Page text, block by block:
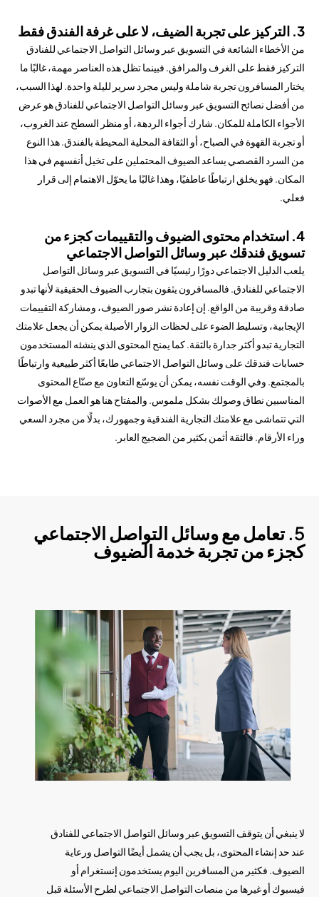
3. التركيز على تجربة الضيف، لا على غرفة الفندق فقط
من الأخطاء الشائعة في التسويق عبر وسائل التواصل الاجتماعي للفنادق
التركيز فقط على الغرف والمرافق. فبينما تظل هذه العناصر مهمة، غالبًا ما
يختار المسافرون تجربة شاملة وليس مجرد سرير لليلة واحدة. لهذا السبب،
من أفضل نصائح التسويق عبر وسائل التواصل الاجتماعي للفنادق هو عرض
الأجواء الكاملة للمكان. شارك أجواء الردهة، أو منظر السطح عند الغروب،
أو تجربة القهوة في الصباح، أو الثقافة المحلية المحيطة بالفندق. هذا النوع
من السرد القصصي يساعد الضيوف المحتملين على تخيل أنفسهم في هذا
المكان. فهو يخلق ارتباطًا عاطفيًا، وهذا غالبًا ما يحوّل الاهتمام إلى قرار
فعلي.
4. استخدام محتوى الضيوف والتقييمات كجزء من
تسويق فندقك عبر وسائل التواصل الاجتماعي
يلعب الدليل الاجتماعي دورًا رئيسيًا في التسويق عبر وسائل التواصل
الاجتماعي للفنادق. فالمسافرون يثقون بتجارب الضيوف الحقيقية لأنها تبدو
صادقة وقريبة من الواقع. إن إعادة نشر صور الضيوف، ومشاركة التقييمات
الإيجابية، وتسليط الضوء على لحظات الزوار الأصيلة يمكن أن يجعل علامتك
التجارية تبدو أكثر جدارة بالثقة. كما يمنح المحتوى الذي ينشئه المستخدمون
حسابات فندقك على وسائل التواصل الاجتماعي طابعًا أكثر طبيعية وارتباطًا
بالمجتمع. وفي الوقت نفسه، يمكن أن يوسّع التعاون مع صنّاع المحتوى
المناسبين نطاق وصولك بشكل ملموس. والمفتاح هنا هو العمل مع الأصوات
التي تتماشى مع علامتك التجارية الفندقية وجمهورك، بدلًا من مجرد السعي
وراء الأرقام. فالثقة أثمن بكثير من الضجيج العابر.
5. تعامل مع وسائل التواصل الاجتماعي
كجزء من تجربة خدمة الضيوف
لا ينبغي أن يتوقف التسويق عبر وسائل التواصل الاجتماعي للفنادق
عند حد إنشاء المحتوى، بل يجب أن يشمل أيضًا التواصل ورعاية
الضيوف. فكثير من المسافرين اليوم يستخدمون إنستغرام أو
فيسبوك أو غيرها من منصات التواصل الاجتماعي لطرح الأسئلة قبل